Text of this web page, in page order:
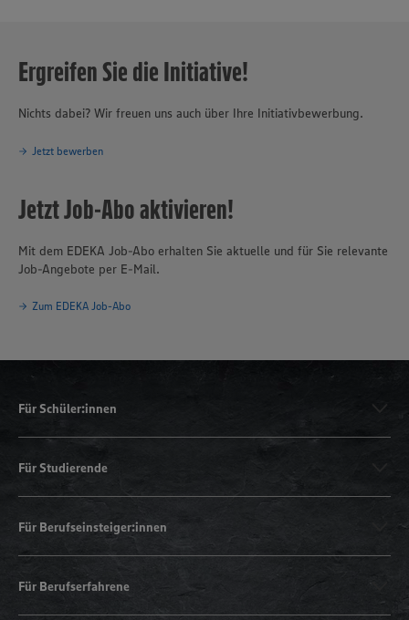
Ergreifen Sie die Initiative!
Nichts dabei? Wir freuen uns auch über Ihre Initiativbewerbung.
Jetzt bewerben
Jetzt Job-Abo aktivieren!
Mit dem EDEKA Job-Abo erhalten Sie aktuelle und für Sie relevante
Job-Angebote per E-Mail.
Zum EDEKA Job-Abo
Für Schüler:innen
Für Studierende
Für Berufseinsteiger:innen
Für Berufserfahrene